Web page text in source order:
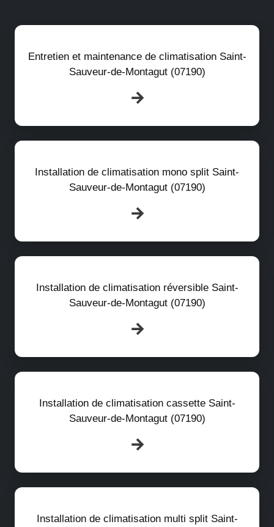
Entretien et maintenance de climatisation Saint-
Sauveur-de-Montagut (07190)
Installation de climatisation mono split Saint-
Sauveur-de-Montagut (07190)
Installation de climatisation réversible Saint-
Sauveur-de-Montagut (07190)
Installation de climatisation cassette Saint-
Sauveur-de-Montagut (07190)
Installation de climatisation multi split Saint-